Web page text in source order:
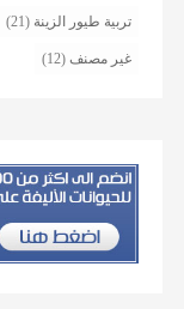
تربية طيور الزينة (21)
غير مصنف (12)